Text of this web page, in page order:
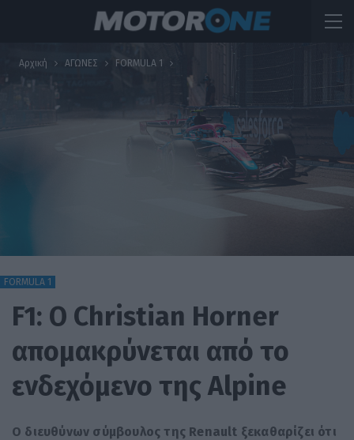
Αρχική ΑΓΩΝΕΣ FORMULA 1
FORMULA 1
F1: Ο Christian Horner
απομακρύνεται από το
ενδεχόμενο της Alpine
Ο διευθύνων σύμβουλος της Renault ξεκαθαρίζει ότι